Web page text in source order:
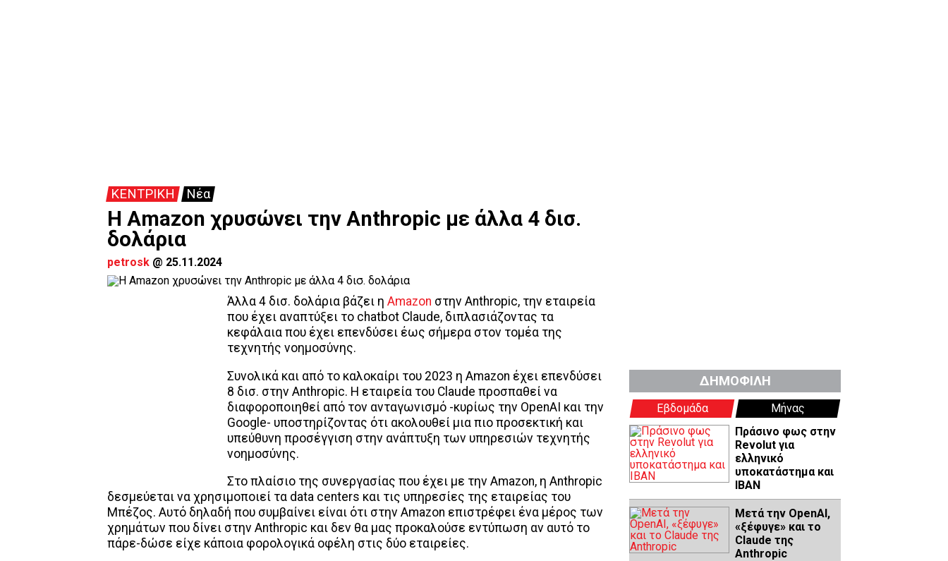
ΚΕΝΤΡΙΚΗ Νέα
Η Amazon χρυσώνει την Anthropic με άλλα 4 δισ.
δολάρια
petrosk @ 25.11.2024
Άλλα 4 δισ. δολάρια βάζει η Amazon στην Anthropic, την εταιρεία
που έχει αναπτύξει το chatbot Claude, διπλασιάζοντας τα
κεφάλαια που έχει επενδύσει έως σήμερα στον τομέα της
τεχνητής νοημοσύνης.
Συνολικά και από το καλοκαίρι του 2023 η Amazon έχει επενδύσει
8 δισ. στην Anthropic. Η εταιρεία του Claude προσπαθεί να
διαφοροποιηθεί από τον ανταγωνισμό -κυρίως την OpenAI και την
Google- υποστηρίζοντας ότι ακολουθεί μια πιο προσεκτική και
υπεύθυνη προσέγγιση στην ανάπτυξη των υπηρεσιών τεχνητής
νοημοσύνης.
Στο πλαίσιο της συνεργασίας που έχει με την Amazon, η Anthropic
δεσμεύεται να χρησιμοποιεί τα data centers και τις υπηρεσίες της εταιρείας του
Μπέζος. Αυτό δηλαδή που συμβαίνει είναι ότι στην Amazon επιστρέφει ένα μέρος των
χρημάτων που δίνει στην Anthropic και δεν θα μας προκαλούσε εντύπωση αν αυτό το
πάρε-δώσε είχε κάποια φορολογικά οφέλη στις δύο εταιρείες.
ΔΗΜΟΦΙΛΗ
Εβδομάδα
Μήνας
Πράσινο φως στην
Revolut για
ελληνικό
υποκατάστημα και
IBAN
Μετά την OpenAI,
«ξέφυγε» και το
Claude της
Anthropic